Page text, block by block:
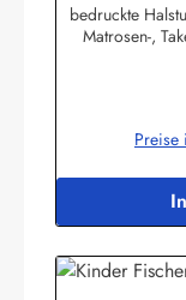
bedruckte
Matrosen-,
Preise